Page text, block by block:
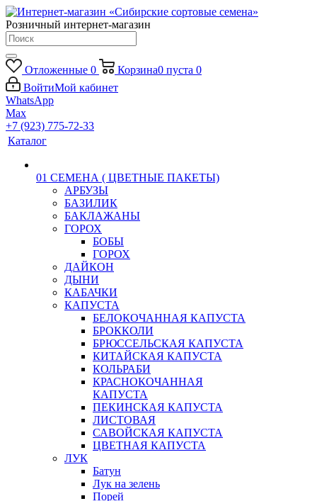
Розничный интернет-магазин
Отложенные 0 Корзина0 пуста 0
ВойтиМой кабинет
WhatsApp
Max
+7 (923) 775-72-33
Каталог
01 СЕМЕНА ( ЦВЕТНЫЕ ПАКЕТЫ)
АРБУЗЫ
БАЗИЛИК
БАКЛАЖАНЫ
ГОРОХ
БОБЫ
ГОРОХ
ДАЙКОН
ДЫНИ
КАБАЧКИ
КАПУСТА
БЕЛОКОЧАННАЯ КАПУСТА
БРОККОЛИ
БРЮССЕЛЬСКАЯ КАПУСТА
КИТАЙСКАЯ КАПУСТА
КОЛЬРАБИ
КРАСНОКОЧАННАЯ
КАПУСТА
ПЕКИНСКАЯ КАПУСТА
ЛИСТОВАЯ
САВОЙСКАЯ КАПУСТА
ЦВЕТНАЯ КАПУСТА
ЛУК
Батун
Лук на зелень
Порей